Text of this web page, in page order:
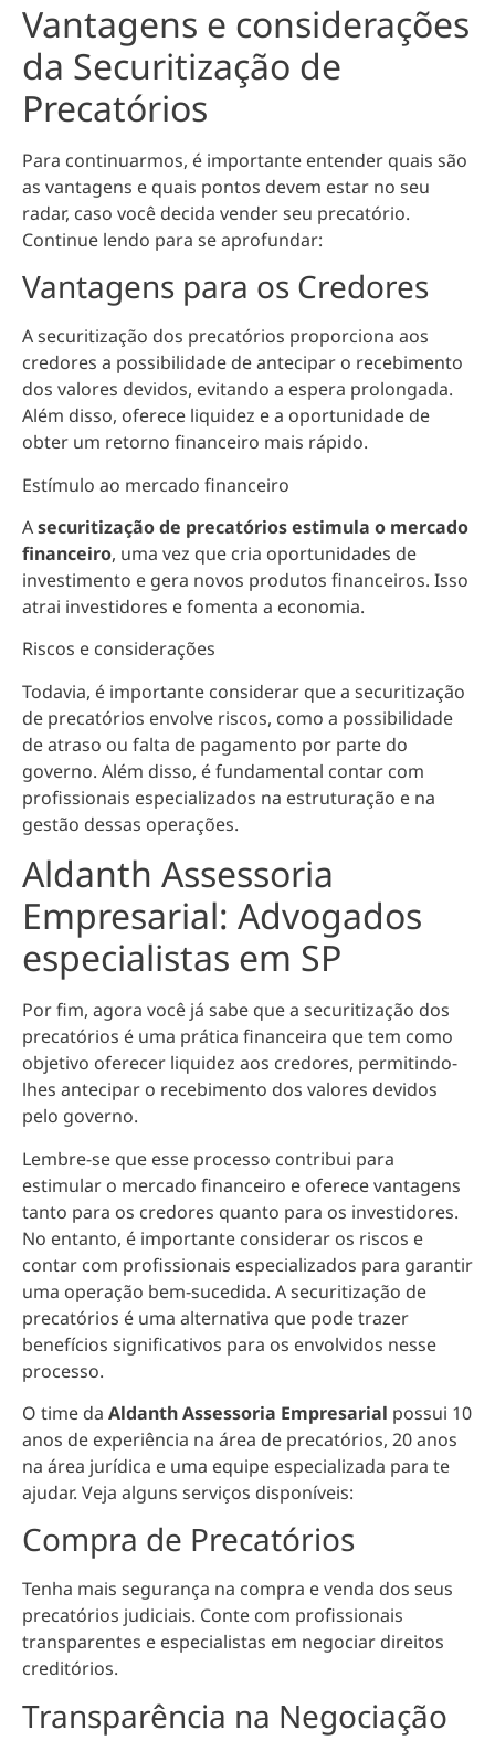
Vantagens e considerações
da Securitização de
Precatórios
Para continuarmos, é importante entender quais são
as vantagens e quais pontos devem estar no seu
radar, caso você decida vender seu precatório.
Continue lendo para se aprofundar:
Vantagens para os Credores
A securitização dos precatórios proporciona aos
credores a possibilidade deantecipar o recebimento
dos valores devidos, evitando a espera prolongada.
Além disso, oferece liquidez e a oportunidade de
obter um retorno financeiro mais rápido.
Estímulo ao mercado financeiro
Asecuritização de precatórios estimula o mercado
financeiro, uma vez que cria oportunidades de
investimento e gera novos produtos financeiros. Isso
atrai investidores e fomenta a economia.
Riscos e considerações
Todavia, é importante considerar que a securitização
de precatórios envolve riscos, como a possibilidade
de atraso ou falta de pagamento por parte do
governo. Além disso, é fundamental contar com
profissionais especializados na estruturação e na
gestão dessas operações.
Aldanth Assessoria
Empresarial: Advogados
especialistas em SP
Por fim, agora você já sabe que a securitização dos
precatórios é uma prática financeira que tem como
objetivo oferecer liquidez aos credores, permitindo-
lhes antecipar o recebimento dos valores devidos
pelo governo.
Lembre-se que esse processo contribui para
estimular o mercado financeiro e oferece vantagens
tanto para os credores quanto para os investidores.
No entanto, é importante considerar os riscos e
contar com profissionais especializados para garantir
uma operação bem-sucedida. A securitização de
precatórios é uma alternativa que pode trazer
benefícios significativos para os envolvidos nesse
processo.
O time da Aldanth Assessoria Empresarial possui 10
anos de experiência na área de precatórios, 20 anos
na área jurídica e uma equipe especializada para te
ajudar. Veja alguns serviços disponíveis:
Compra de Precatórios
Tenha mais segurança na compra e venda dos seus
precatórios judiciais. Conte com profissionais
transparentes e especialistas em negociar direitos
creditórios.
Transparência na Negociação